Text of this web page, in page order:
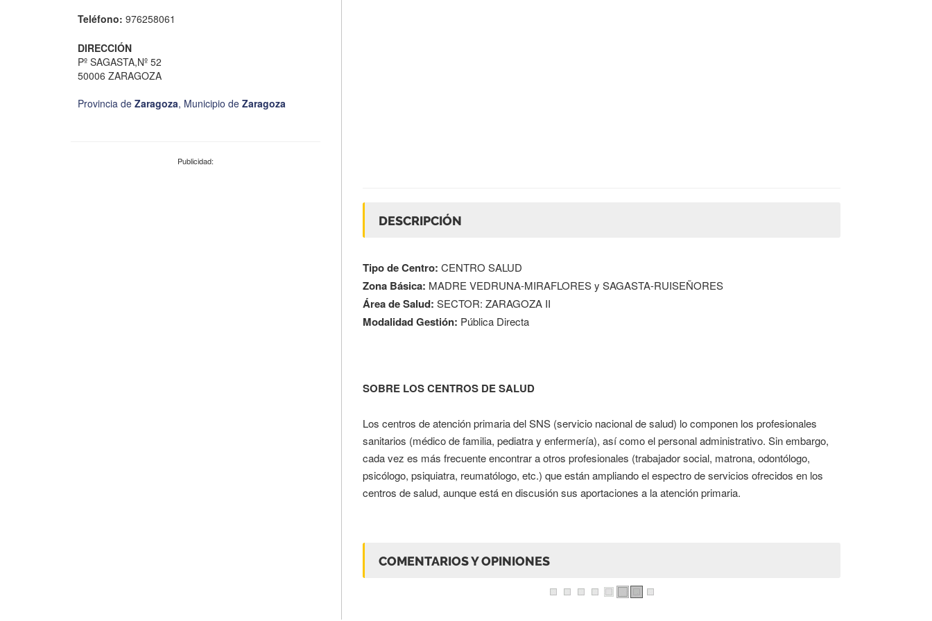
Teléfono: 976258061
DIRECCIÓN
Pº SAGASTA,Nº 52
50006 ZARAGOZA
Provincia de Zaragoza, Municipio de Zaragoza
Publicidad:
DESCRIPCIÓN
Tipo de Centro: CENTRO SALUD
Zona Básica: MADRE VEDRUNA-MIRAFLORES y SAGASTA-RUISEÑORES
Área de Salud: SECTOR: ZARAGOZA II
Modalidad Gestión: Pública Directa
SOBRE LOS CENTROS DE SALUD
Los centros de atención primaria del SNS (servicio nacional de salud) lo componen los profesionales
sanitarios (médico de familia, pediatra y enfermería), así como el personal administrativo. Sin embargo,
cada vez es más frecuente encontrar a otros profesionales (trabajador social, matrona, odontólogo,
psicólogo, psiquiatra, reumatólogo, etc.) que están ampliando el espectro de servicios ofrecidos en los
centros de salud, aunque está en discusión sus aportaciones a la atención primaria.
COMENTARIOS Y OPINIONES